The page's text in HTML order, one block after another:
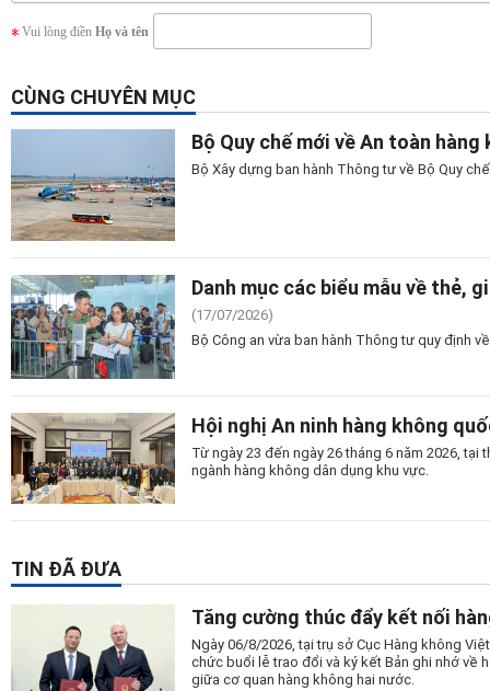
Vui lòng điền Họ và tên
CÙNG CHUYÊN MỤC
Bộ Quy chế mới về An toàn
Bộ Xây dựng ban hành Thông tư về Bộ Quy
Danh mục các biểu mẫu về thẻ,
(17/07/2026)
Bộ Công an vừa ban hành Thông tư quy định
Hội nghị An ninh hàng không
Từ ngày 23 đến ngày 26 tháng 6 năm 2026,
ngành hàng không dân dụng khu vực.
TIN ĐÃ ĐƯA
Tăng cường thúc đẩy kết nối
Ngày 06/8/2026, tại trụ sở Cục Hàng không
chức buổi lễ trao đổi và ký kết Bản ghi nhớ về
giữa cơ quan hàng không hai nước.